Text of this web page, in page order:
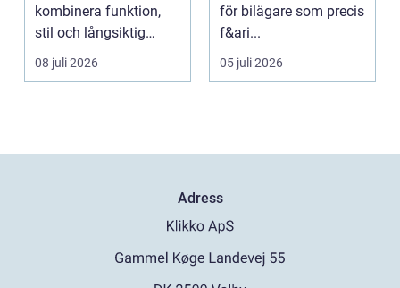
kombinera funktion,
stil och långsiktig
ekonomi i samma p...
08 juli 2026
för bilägare som precis
f&ari...
05 juli 2026
Adress